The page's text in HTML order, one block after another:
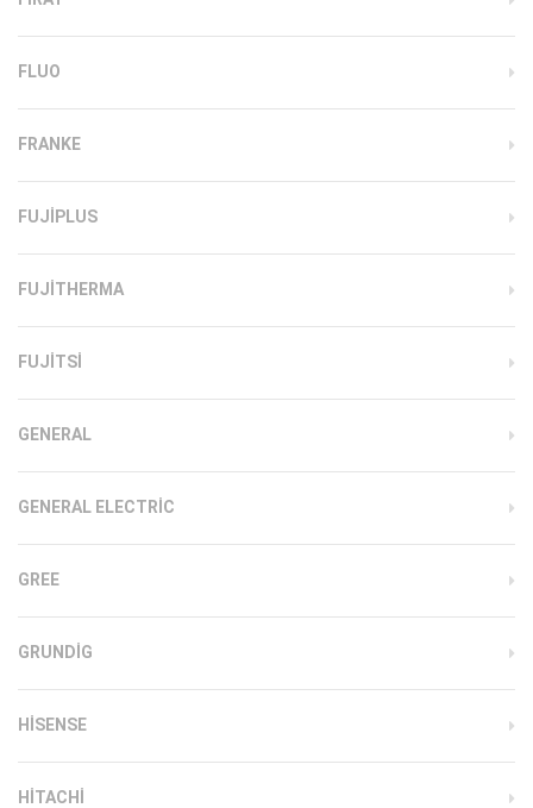
FLUO
FRANKE
FUJIPLUS
FUJITHERMA
FUJITSI
GENERAL
GENERAL ELECTRIC
GREE
GRUNDIG
HISENSE
HITACHI